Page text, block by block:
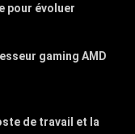
pour évoluer
gaming AMD
de travail et la